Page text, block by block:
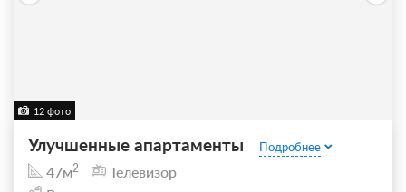
12 фото
Улучшенные апартаменты Подробнее
47м2
Телевизор